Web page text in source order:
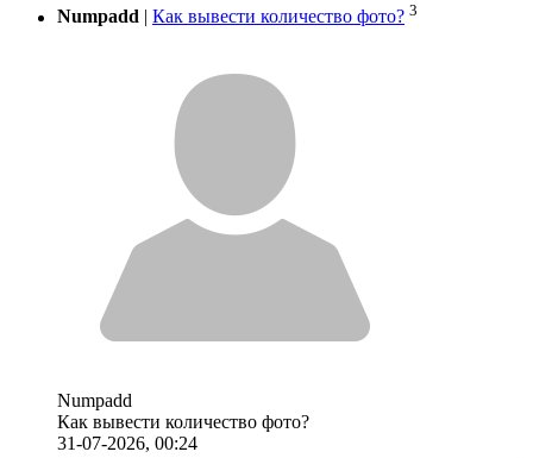
Numpadd Как вывести количество фото? 3
Numpadd
Как вывести количество фото?
31-07-2026, 00:24